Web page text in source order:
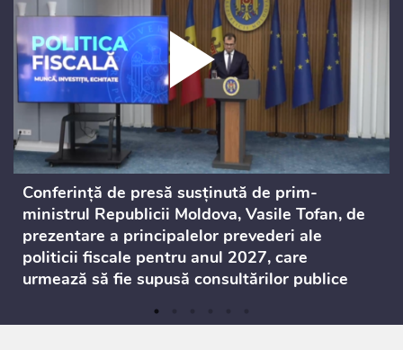
Conferință de presă susținută de prim-
ministrul Republicii Moldova, Vasile Tofan, de
prezentare a principalelor prevederi ale
politicii fiscale pentru anul 2027, care
urmează să fie supusă consultărilor publice